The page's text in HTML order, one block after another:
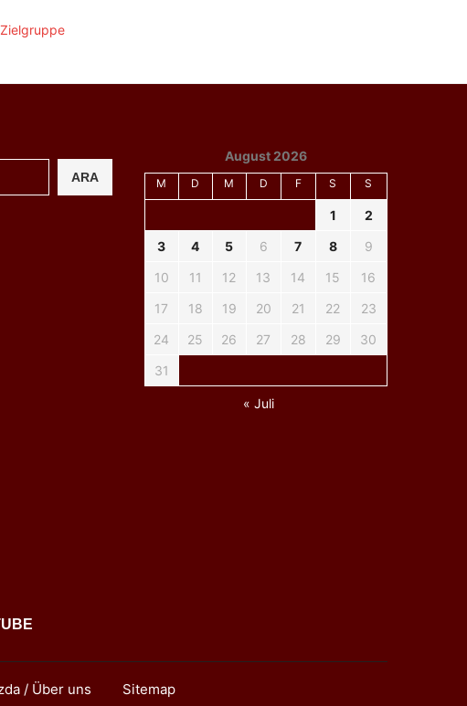
ARA
August 2026
M D M D F S S
1
2
3
4 5 6 7 8
9
10
11 12 13 14 15
16
17
18 19 20 21 22
23
24
25 26 27 28 29
30
31
« Juli
/ Über uns Sitemap